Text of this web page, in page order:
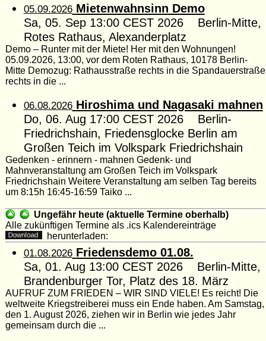
05.09.2026 Mietenwahnsinn Demo
Sa, 05. Sep 13:00 CEST 2026 Berlin-Mitte,
Rotes Rathaus, Alexanderplatz
Demo – Runter mit der Miete! Her mit den Wohnungen!
05.09.2026, 13:00, vor dem Roten Rathaus, 10178 Berlin-
Mitte Demozug: Rathausstraße rechts in die Spandauerstraße
rechts in die ...
06.08.2026 Hiroshima und Nagasaki mahnen
Do, 06. Aug 17:00 CEST 2026 Berlin-
Friedrichshain, Friedensglocke Berlin am
Großen Teich im Volkspark Friedrichshain
Gedenken - erinnern - mahnen Gedenk- und
Mahnveranstaltung am Großen Teich im Volkspark
Friedrichshain Weitere Veranstaltung am selben Tag bereits
um 8:15h 16:45-16:59 Taiko ...
Ungefähr heute (aktuelle Termine oberhalb)
Alle zukünftigen Termine als .ics Kalendereinträge
herunterladen:
01.08.2026 Friedensdemo 01.08.
Sa, 01. Aug 13:00 CEST 2026 Berlin-Mitte,
Brandenburger Tor, Platz des 18. März
AUFRUF ZUM FRIEDEN – WIR SIND VIELE! Es reicht! Die
weltweite Kriegstreiberei muss ein Ende haben. Am Samstag,
den 1. August 2026, ziehen wir in Berlin wie jedes Jahr
gemeinsam durch die ...